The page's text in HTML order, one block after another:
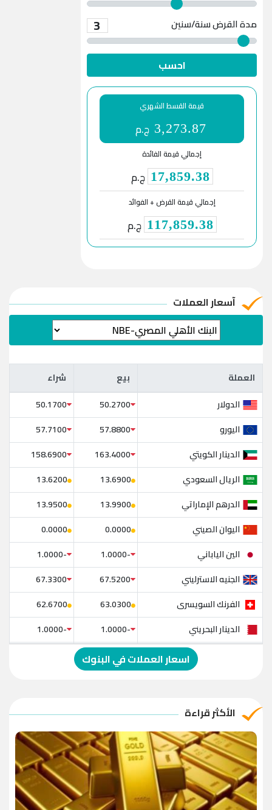
مدة القرض 3 سنة/سنين
احسب
قيمة القسط الشهري
3,273.87 ج.م
إجمالي قيمة الفائدة
17,859.38 ج.م
إجمالي قيمة القرض + الفوائد
117,859.38 ج.م
آسعار العملات
العملة بيع شراء العملة بيع
شراء
الدولار
50.2700
50.1700
اليورو
57.8800
57.7100
الدينار الكويتي
163.4000
158.6900
الريال السعودي
13.6900
13.6200
الدرهم الإماراتي
13.9900
13.9500
اليوان الصيني
0.0000
0.0000
الين الياباني
-1.0000
-1.0000
الجنيه الاسترليني
67.5200
67.3300
الفرنك السويسرى
63.0300
62.6700
الدينار البحريني
-1.0000
-1.0000
الدولار الإسترالي
-1.0000
الدينار الأردني
-1.0000
-1.0000
اسعار العملات في البنوك
الأكثر قراءة